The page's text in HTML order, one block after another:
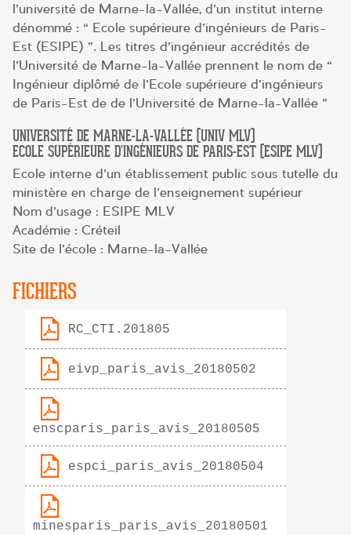
l’université de Marne-la-Vallée, d’un institut interne
dénommé : « Ecole supérieure d’ingénieurs de Paris-
Est (ESIPE) ». Les titres d’ingénieur accrédités de
l’Université de Marne-la-Vallée prennent le nom de «
Ingénieur diplômé de l’Ecole supérieure d’ingénieurs
de Paris-Est de de l’Université de Marne-la-Vallée »
UNIVERSITÉ DE MARNE-LA-VALLÉE (UNIV MLV)
ECOLE SUPÉRIEURE D’INGÉNIEURS DE PARIS-EST (ESIPE MLV)
Ecole interne d’un établissement public sous tutelle du
ministère en charge de l’enseignement supérieur
Nom d’usage : ESIPE MLV
Académie : Créteil
Site de l’école : Marne-la-Vallée
FICHIERS
RC_CTI.201805
eivp_paris_avis_20180502
enscparis_paris_avis_20180505
espci_paris_avis_20180504
minesparis_paris_avis_20180501